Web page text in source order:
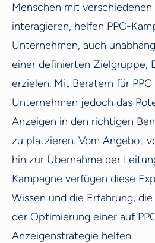
Menschen mit
interagieren, helfen PPC-
Unternehmen, auch
einer definierten Zielgruppe,
erzielen. Mit Beratern für PPC
Unternehmen jedoch das
Anzeigen in den richtigen
zu platzieren. Vom Angebot
hin zur Übernahme der
Kampagne verfügen diese
Wissen und die Erfahrung,
der Optimierung einer auf
Anzeigenstrategie helfen.